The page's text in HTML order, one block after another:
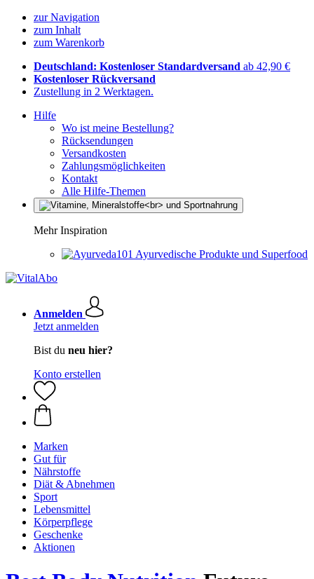
zur Navigation
zum Inhalt
zum Warenkorb
Deutschland: Kostenloser Standardversand ab 42,90 €
Kostenloser Rückversand
Zustellung in 2 Werktagen.
Hilfe
Wo ist meine Bestellung?
Rücksendungen
Versandkosten
Zahlungsmöglichkeiten
Kontakt
Alle Hilfe-Themen
Mehr Inspiration
Ayurvedische Produkte und Superfood
Anmelden
Jetzt anmelden
Bist du neu hier?
Konto erstellen
Marken
Gut für
Nährstoffe
Diät & Abnehmen
Sport
Lebensmittel
Körperpflege
Geschenke
Aktionen